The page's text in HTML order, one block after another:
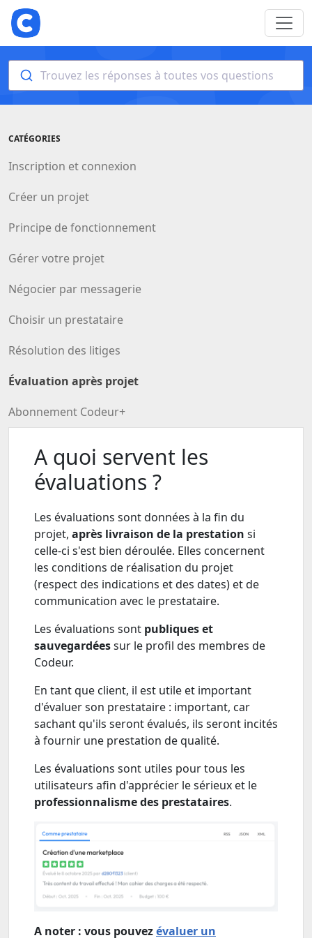
Trouvez les réponses à toutes vos questions
CATÉGORIES
Inscription et connexion
Créer un projet
Principe de fonctionnement
Gérer votre projet
Négocier par messagerie
Choisir un prestataire
Résolution des litiges
Évaluation après projet
Abonnement Codeur+
A quoi servent les
évaluations ?
Les évaluations sont données à la fin du
projet, après livraison de la prestation si
celle-ci s'est bien déroulée. Elles concernent
les conditions de réalisation du projet
(respect des indications et des dates) et de
communication avec le prestataire.
Les évaluations sont publiques et
sauvegardéessur le profil des membres de
Codeur.
En tant que client, il est utile et important
d'évaluer son prestataire : important, car
sachant qu'ils seront évalués, ils seront incités
à fournir une prestation de qualité.
Les évaluations sont utiles pour tous les
utilisateurs afin d'apprécier le sérieux et le
professionnalisme des prestataires.
A noter : vous pouvezévaluer un